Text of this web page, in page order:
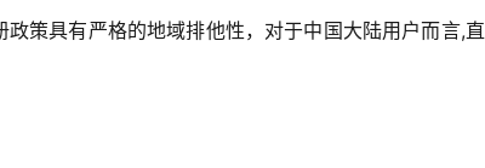
策具有严格的地域排他性，对于中国大陆用户而言,直